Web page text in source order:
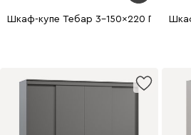
Шкаф-купе Тебар 3-150x220